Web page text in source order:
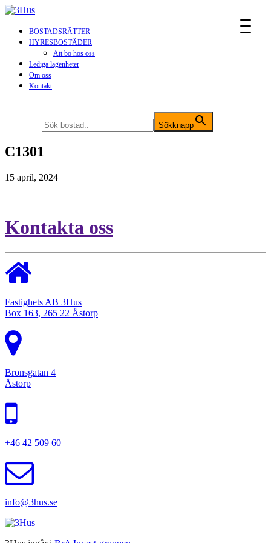
BOSTADSRÄTTER
HYRESBOSTÄDER
Att bo hos oss
Lediga lägenheter
Om oss
Kontakt
Sökknapp
C1301
15 april, 2024
Kontakta oss
Fastighets AB 3Hus
Box 163, 265 22 Åstorp
Bronsgatan 4
Åstorp
+46 42 509 60
info@3hus.se